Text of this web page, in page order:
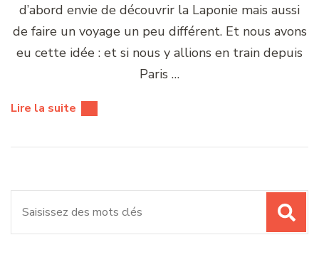
d’abord envie de découvrir la Laponie mais aussi
de faire un voyage un peu différent. Et nous avons
eu cette idée : et si nous y allions en train depuis
Paris …
Lire la suite